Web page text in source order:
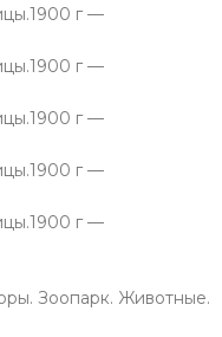
Зоопарк. Животные.